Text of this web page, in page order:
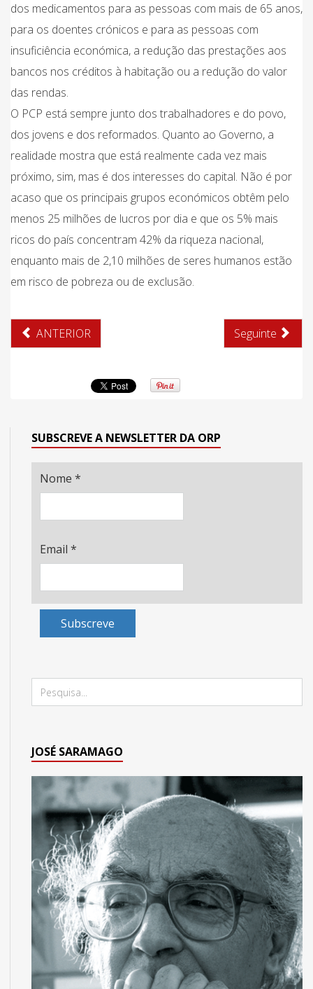
dos medicamentos para as pessoas com mais de 65 anos,
para os doentes crónicos e para as pessoas com
insuficiência económica, a redução das prestações aos
bancos nos créditos à habitação ou a redução do valor
das rendas.
O PCP está sempre junto dos trabalhadores e do povo,
dos jovens e dos reformados. Quanto ao Governo, a
realidade mostra que está realmente cada vez mais
próximo, sim, mas é dos interesses do capital. Não é por
acaso que os principais grupos económicos obtêm pelo
menos 25 milhões de lucros por dia e que os 5% mais
ricos do país concentram 42% da riqueza nacional,
enquanto mais de 2,10 milhões de seres humanos estão
em risco de pobreza ou de exclusão.
ANTERIOR Seguinte
SUBSCREVE A NEWSLETTER DA ORP
Nome *
Email *
Subscreve
JOSÉ SARAMAGO